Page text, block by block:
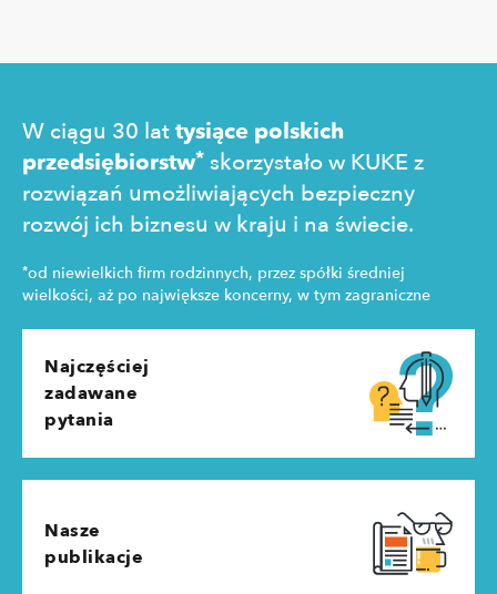
W ciągu 30 lattysiące polskich
przedsiębiorstw* skorzystało w KUKE z
rozwiązań umożliwiających bezpieczny
rozwój ich biznesu w kraju i na świecie.
*od niewielkich firm rodzinnych, przez spółki średniej
wielkości, aż po największe koncerny, w tym zagraniczne
Najczęściej
zadawane
pytania
Nasze
publikacje